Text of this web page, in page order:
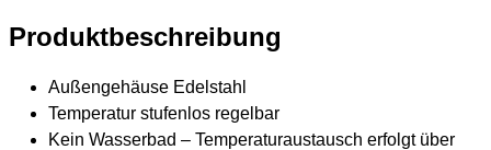
Produktbeschreibung
Außengehäuse Edelstahl
Temperatur stufenlos regelbar
Kein Wasserbad – Temperaturaustausch erfolgt über